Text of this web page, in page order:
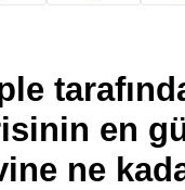
en
ne